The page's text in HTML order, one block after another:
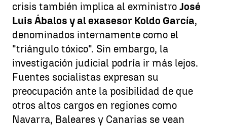
crisis también implica al exministro José
Luis Ábalos y al exasesor Koldo García,
denominados internamente como el
"triángulo tóxico". Sin embargo, la
investigación judicial podría ir más lejos.
Fuentes socialistas expresan su
preocupación ante la posibilidad de que
otros altos cargos en regiones como
Navarra, Baleares y Canarias se vean